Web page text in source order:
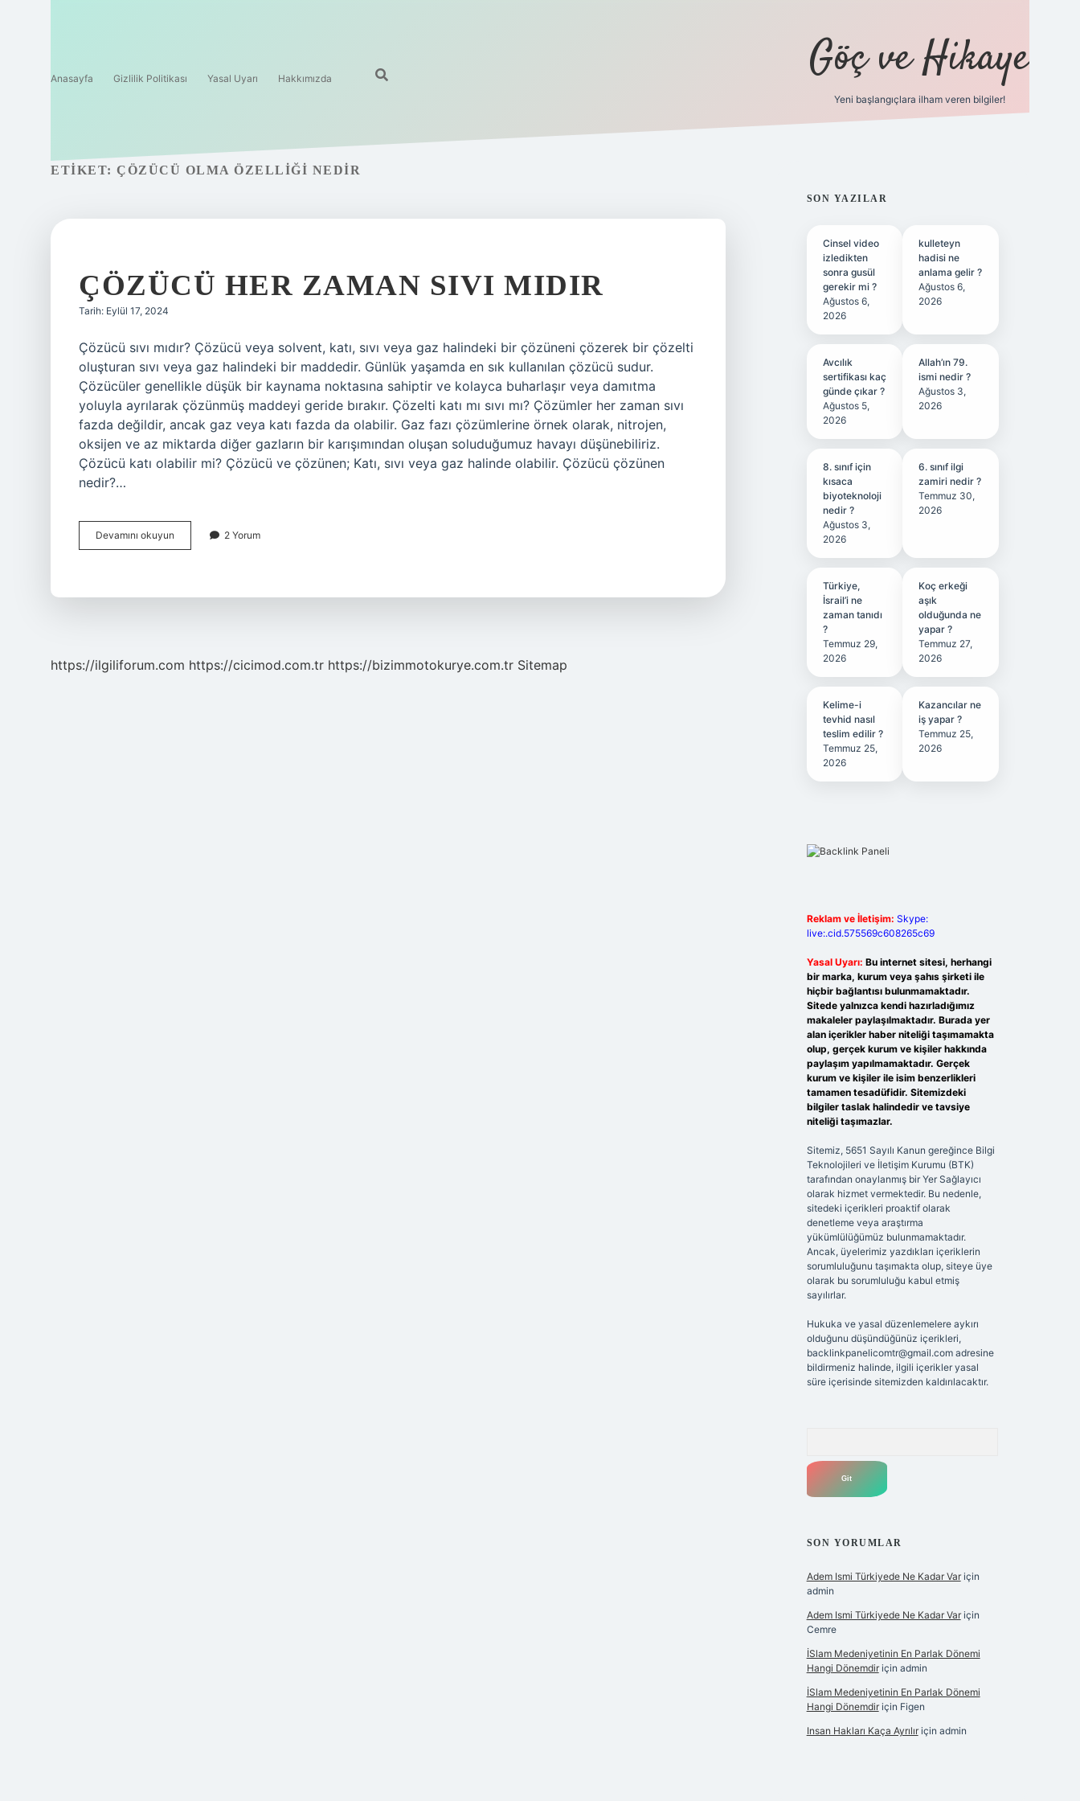
Anasayfa Gizlilik Politikası Yasal Uyarı Hakkımızda Göç ve Hikaye
Yeni başlangıçlara ilham veren bilgiler!
ETIKET: ÇÖZÜCÜ OLMA ÖZELLIĞI NEDIR
ÇÖZÜCÜ HER ZAMAN SIVI MIDIR
Tarih: Eylül 17, 2024
Çözücü sıvı mıdır? Çözücü veya solvent, katı, sıvı veya gaz halindeki bir çözüneni çözerek bir çözelti
oluşturan sıvı veya gaz halindeki bir maddedir. Günlük yaşamda en sık kullanılan çözücü sudur.
Çözücüler genellikle düşük bir kaynama noktasına sahiptir ve kolayca buharlaşır veya damıtma
yoluyla ayrılarak çözünmüş maddeyi geride bırakır. Çözelti katı mı sıvı mı? Çözümler her zaman sıvı
fazda değildir, ancak gaz veya katı fazda da olabilir. Gaz fazı çözümlerine örnek olarak, nitrojen,
oksijen ve az miktarda diğer gazların bir karışımından oluşan soluduğumuz havayı düşünebiliriz.
Çözücü katı olabilir mi? Çözücü ve çözünen; Katı, sıvı veya gaz halinde olabilir. Çözücü çözünen
nedir?…
Devamını okuyun
Her
2 Yorum
https://ilgiliforum.com https://cicimod.com.tr https://bizimmotokurye.com.tr Sitemap
SIDEBAR
SON YAZILAR
Cinsel video
izledikten
sonra gusül
gerekir mi ?
Ağustos 6,
2026
kulleteyn
hadisi ne
anlama gelir ?
Ağustos 6,
2026
Avcılık
sertifikası kaç
günde çıkar ?
Ağustos 5,
2026
Allah’ın 79.
ismi nedir ?
Ağustos 3,
2026
8. sınıf için
kısaca
biyoteknoloji
nedir ?
Ağustos 3,
2026
6. sınıf ilgi
zamiri nedir ?
Temmuz 30,
2026
Türkiye,
İsrail’i ne
zaman tanıdı
?
Temmuz 29,
2026
Koç erkeği
aşık
olduğunda ne
yapar ?
Temmuz 27,
2026
Kelime-i
tevhid nasıl
teslim edilir ?
Temmuz 25,
2026
Kazancılar ne
iş yapar ?
Temmuz 25,
2026
Reklam ve İletişim: Skype:
live:.cid.575569c608265c69
Yasal Uyarı: Bu internet sitesi, herhangi
bir marka, kurum veya şahıs şirketi ile
hiçbir bağlantısı bulunmamaktadır.
Sitede yalnızca kendi hazırladığımız
makaleler paylaşılmaktadır. Burada yer
alan içerikler haber niteliği taşımamakta
olup, gerçek kurum ve kişiler hakkında
paylaşım yapılmamaktadır. Gerçek
kurum ve kişiler ile isim benzerlikleri
tamamen tesadüfidir. Sitemizdeki
bilgiler taslak halindedir ve tavsiye
niteliği taşımazlar.
Sitemiz, 5651 Sayılı Kanun gereğince Bilgi
Teknolojileri ve İletişim Kurumu (BTK)
tarafından onaylanmış bir Yer Sağlayıcı
olarak hizmet vermektedir. Bu nedenle,
sitedeki içerikleri proaktif olarak
denetleme veya araştırma
yükümlülüğümüz bulunmamaktadır.
Ancak, üyelerimiz yazdıkları içeriklerin
sorumluluğunu taşımakta olup, siteye üye
olarak bu sorumluluğu kabul etmiş
sayılırlar.
Hukuka ve yasal düzenlemelere aykırı
olduğunu düşündüğünüz içerikleri,
backlinkpanelicomtr@gmail.comadresine
bildirmeniz halinde, ilgili içerikler yasal
süre içerisinde sitemizden kaldırılacaktır.
SON YORUMLAR
Adem Ismi Türkiyede Ne Kadar Variçin
admin
Adem Ismi Türkiyede Ne Kadar Variçin
Cemre
İSlam Medeniyetinin En Parlak Dönemi
Hangi Dönemdiriçin admin
İSlam Medeniyetinin En Parlak Dönemi
Hangi Dönemdiriçin Figen
Insan Hakları Kaça Ayrılıriçin admin